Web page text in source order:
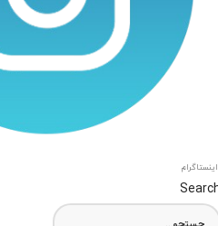
اینستاگرام